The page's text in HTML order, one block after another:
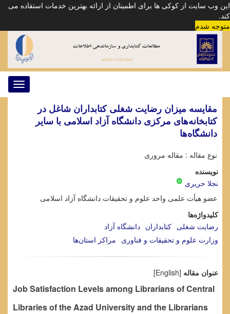
این وب سایت از کوکی ها برای اطمینان از ارائه بهترین خدمات استفاده می
کند.
متوجه شدم
مقایسه میزان رضایت شغلی کتابداران شاغل در
کتابخانه‌های مرکزی دانشگاه آزاد اسلامی با سایر
دانشگاه‌ها
نوع مقاله : مقاله مروری
نویسنده
نجلا حریری
عضو هیأت علمی واحد علوم و تحقیقات دانشگاه آزاد اسلامی
کلیدواژه‌ها
رضایت شغلی کتابداران دانشگاه آزاد
وزارت علوم و تحقیقات و فناوری مراکز استان‌ها
عنوان مقاله [English]
Job Satisfaction Levels among Librarians of Central
Libraries of the Azad University and the Librarians